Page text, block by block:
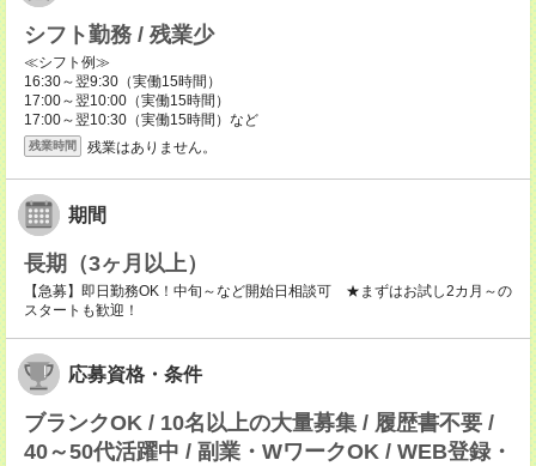
シフト勤務 / 残業少
≪シフト例≫
16:30～翌9:30（実働15時間）
17:00～翌10:00（実働15時間）
17:00～翌10:30（実働15時間）など
残業時間 残業はありません。
期間
長期（3ヶ月以上）
【急募】即日勤務OK！中旬～など開始日相談可 ★まずはお試し2カ月～の
スタートも歓迎！
応募資格・条件
ブランクOK / 10名以上の大量募集 / 履歴書不要 /
40～50代活躍中 / 副業・WワークOK / WEB登録・